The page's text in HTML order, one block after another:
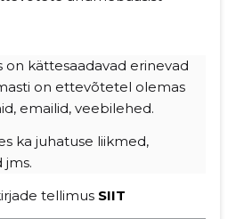
on kättesaadavad erinevad
on ettevõtetel olemas
emailid, veebilehed.
ka juhatuse liikmed,
jms.
tellimus SIIT